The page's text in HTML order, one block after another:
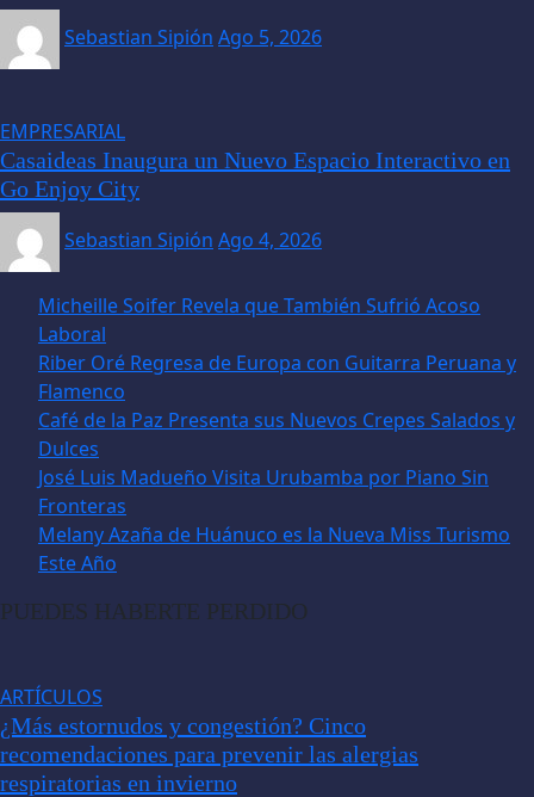
Sebastian Sipión Ago 5, 2026
EMPRESARIAL
Casaideas Inaugura un Nuevo Espacio Interactivo en
Go Enjoy City
Sebastian Sipión Ago 4, 2026
Micheille Soifer Revela que También Sufrió Acoso
Laboral
Riber Oré Regresa de Europa con Guitarra Peruana y
Flamenco
Café de la Paz Presenta sus Nuevos Crepes Salados y
Dulces
José Luis Madueño Visita Urubamba por Piano Sin
Fronteras
Melany Azaña de Huánuco es la Nueva Miss Turismo
Este Año
PUEDES HABERTE PERDIDO
ARTÍCULOS
¿Más estornudos y congestión? Cinco
recomendaciones para prevenir las alergias
respiratorias en invierno